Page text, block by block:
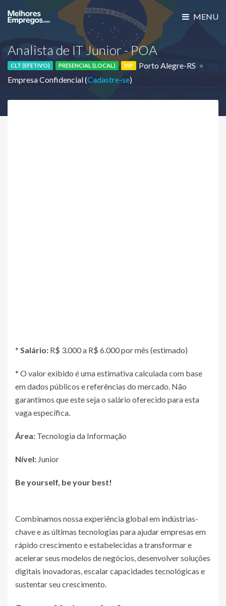
MENU
Analista de IT Junior - POA
CLT (EFETIVO) PRESENCIAL (LOCAL) VIP
Porto Alegre-RS
Empresa Confidencial (Cadastre-se)
* Salário: R$ 3.000 a R$ 6.000 por mês (estimado)
* O valor exibido é uma estimativa calculada com base
em dados públicos e referências do mercado. Não
garantimos que este seja o salário oferecido para esta
vaga específica.
Área: Tecnologia da Informação
Nível: Junior
Be yourself, be your best!
Combinamos nossa experiência global em indústrias-
chave e as últimas tecnologias para ajudar empresas em
rápido crescimento e estabelecidas a transformar e
acelerar seus modelos de negócios, desenvolver soluções
digitais inovadoras, escalar capacidades tecnológicas e
sustentar seu crescimento.